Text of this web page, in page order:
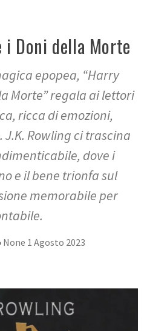
Doni della Morte
epopea, “Harry
Morte” regala ai lettori
ricca di emozioni,
Rowling ci trascina
dove i
e il bene trionfa sul
memorabile per
None 1 Agosto 2023